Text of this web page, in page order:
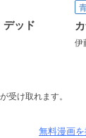
デッド
伊
受け取れます。
無料漫画を